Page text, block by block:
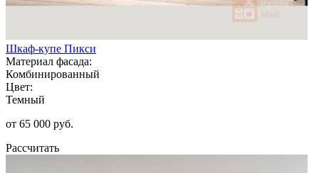
Шкаф-купе Пикси
Материал фасада:
Комбинированный
Цвет:
Темный
от 65 000 руб.
Рассчитать